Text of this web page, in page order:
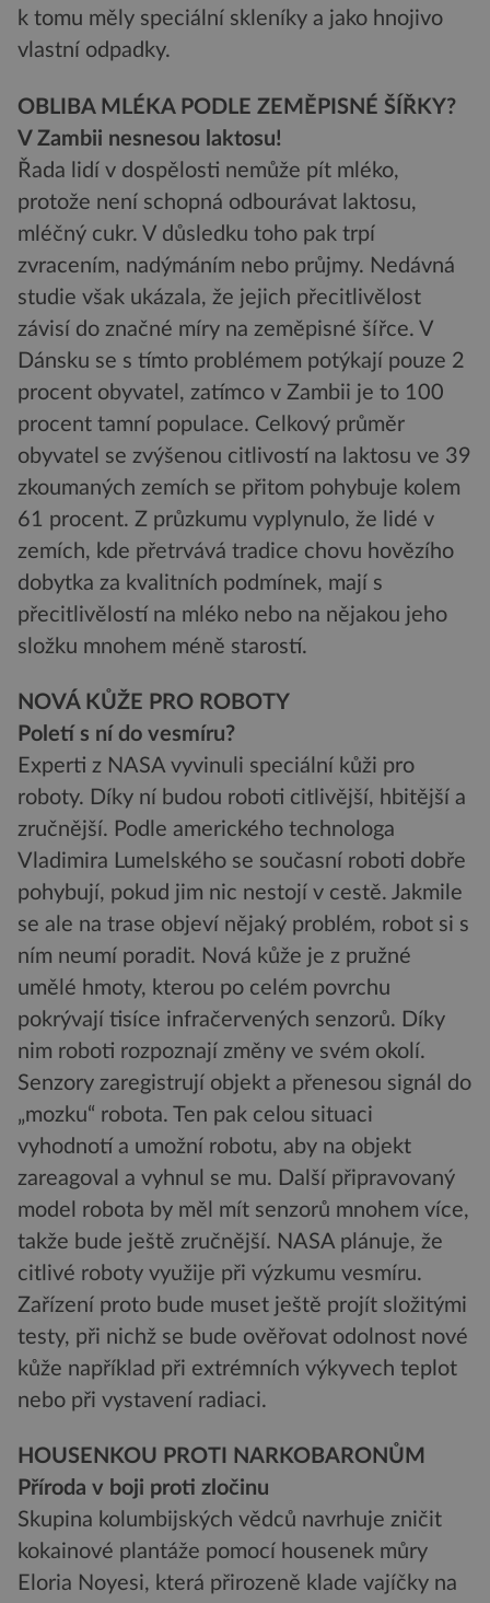
k tomu měly speciální skleníky a jako hnojivo
vlastní odpadky.
OBLIBA MLÉKA PODLE ZEMĚPISNÉ ŠÍŘKY?
V Zambii nesnesou laktosu!
Řada lidí v dospělosti nemůže pít mléko,
protože není schopná odbourávat laktosu,
mléčný cukr. V důsledku toho pak trpí
zvracením, nadýmáním nebo průjmy. Nedávná
studie však ukázala, že jejich přecitlivělost
závisí do značné míry na zeměpisné šířce. V
Dánsku se s tímto problémem potýkají pouze 2
procent obyvatel, zatímco v Zambii je to 100
procent tamní populace. Celkový průměr
obyvatel se zvýšenou citlivostí na laktosu ve 39
zkoumaných zemích se přitom pohybuje kolem
61 procent. Z průzkumu vyplynulo, že lidé v
zemích, kde přetrvává tradice chovu hovězího
dobytka za kvalitních podmínek, mají s
přecitlivělostí na mléko nebo na nějakou jeho
složku mnohem méně starostí.
NOVÁ KŮŽE PRO ROBOTY
Poletí s ní do vesmíru?
Experti z NASA vyvinuli speciální kůži pro
roboty. Díky ní budou roboti citlivější, hbitější a
zručnější. Podle amerického technologa
Vladimira Lumelského se současní roboti dobře
pohybují, pokud jim nic nestojí v cestě. Jakmile
se ale na trase objeví nějaký problém, robot si s
ním neumí poradit. Nová kůže je z pružné
umělé hmoty, kterou po celém povrchu
pokrývají tisíce infračervených senzorů. Díky
nim roboti rozpoznají změny ve svém okolí.
Senzory zaregistrují objekt a přenesou signál do
„mozku“ robota. Ten pak celou situaci
vyhodnotí a umožní robotu, aby na objekt
zareagoval a vyhnul se mu. Další připravovaný
model robota by měl mít senzorů mnohem více,
takže bude ještě zručnější. NASA plánuje, že
citlivé roboty využije při výzkumu vesmíru.
Zařízení proto bude muset ještě projít složitými
testy, při nichž se bude ověřovat odolnost nové
kůže například při extrémních výkyvech teplot
nebo při vystavení radiaci.
HOUSENKOU PROTI NARKOBARONŮM
Příroda v boji proti zločinu
Skupina kolumbijských vědců navrhuje zničit
kokainové plantáže pomocí housenek můry
Eloria Noyesi, která přirozeně klade vajíčky na